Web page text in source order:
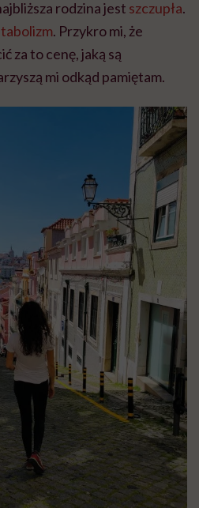
rodzina jest szczupła.
. Przykro mi, że
za to cenę, jaką są
mi odkąd pamiętam.